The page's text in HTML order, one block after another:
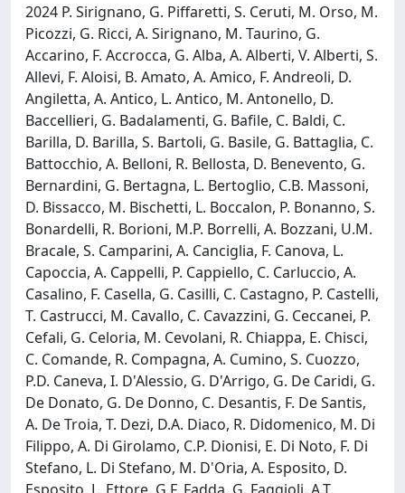
2024 P. Sirignano, G. Piffaretti, S. Ceruti, M. Orso, M.
Picozzi, G. Ricci, A. Sirignano, M. Taurino, G.
Accarino, F. Accrocca, G. Alba, A. Alberti, V. Alberti, S.
Allevi, F. Aloisi, B. Amato, A. Amico, F. Andreoli, D.
Angiletta, A. Antico, L. Antico, M. Antonello, D.
Baccellieri, G. Badalamenti, G. Bafile, C. Baldi, C.
Barilla, D. Barilla, S. Bartoli, G. Basile, G. Battaglia, C.
Battocchio, A. Belloni, R. Bellosta, D. Benevento, G.
Bernardini, G. Bertagna, L. Bertoglio, C.B. Massoni,
D. Bissacco, M. Bischetti, L. Boccalon, P. Bonanno, S.
Bonardelli, R. Borioni, M.P. Borrelli, A. Bozzani, U.M.
Bracale, S. Camparini, A. Canciglia, F. Canova, L.
Capoccia, A. Cappelli, P. Cappiello, C. Carluccio, A.
Casalino, F. Casella, G. Casilli, C. Castagno, P. Castelli,
T. Castrucci, M. Cavallo, C. Cavazzini, G. Ceccanei, P.
Cefali, G. Celoria, M. Cevolani, R. Chiappa, E. Chisci,
C. Comande, R. Compagna, A. Cumino, S. Cuozzo,
P.D. Caneva, I. D'Alessio, G. D'Arrigo, G. De Caridi, G.
De Donato, G. De Donno, C. Desantis, F. De Santis,
A. De Troia, T. Dezi, D.A. Diaco, R. Didomenico, M. Di
Filippo, A. Di Girolamo, C.P. Dionisi, E. Di Noto, F. Di
Stefano, L. Di Stefano, M. D'Oria, A. Esposito, D.